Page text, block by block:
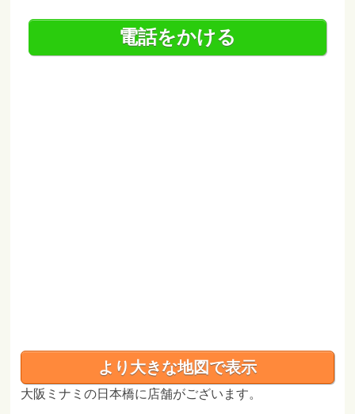
電話をかける
より大きな地図で表示
大阪ミナミの日本橋に店舗がございます。